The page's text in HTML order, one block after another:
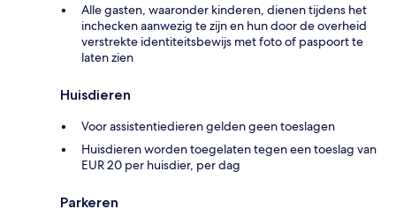
Alle gasten, waaronder kinderen, dienen tijdens het
inchecken aanwezig te zijn en hun door de overheid
verstrekte identiteitsbewijs met foto of paspoort te
laten zien
Huisdieren
Voor assistentiedieren gelden geen toeslagen
Huisdieren worden toegelaten tegen een toeslag van
EUR 20 per huisdier, per dag
Parkeren